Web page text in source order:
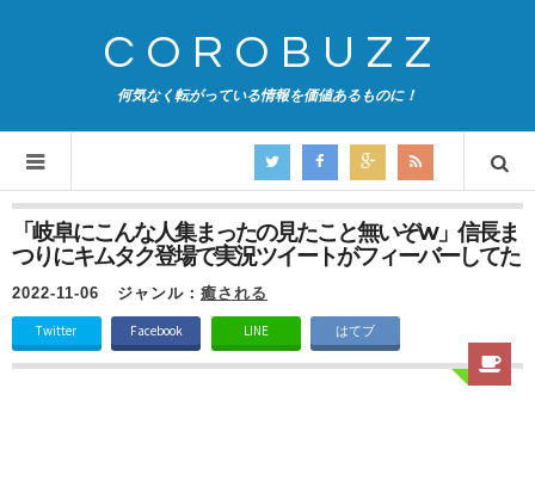
COROBUZZ
何気なく転がっている情報を価値あるものに！
「岐阜にこんな人集まったの見たこと無いぞw」信長ま
つりにキムタク登場で実況ツイートがフィーバーしてた
2022-11-06 ジャンル： 癒される
Twitter Facebook LINE はてブ